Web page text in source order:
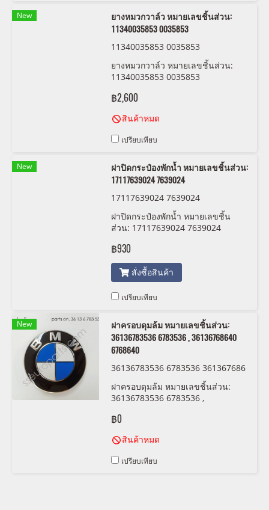
New
ยางหมวกวาล์ว หมายเลขชิ้นส่วน:
11340035853 0035853
11340035853 0035853
ยางหมวกวาล์ว หมายเลขชิ้นส่วน:
11340035853 0035853
฿2,600
สินค้าหมด
เปรียบเทียบ
New
ฝาปิดกระป๋องพักน้ำ หมายเลขชิ้นส่วน:
17117639024 7639024
17117639024 7639024
ฝาปิดกระป๋องพักน้ำ หมายเลขชิ้น
ส่วน: 17117639024 7639024
฿930
สั่งซื้อสินค้า
เปรียบเทียบ
New
ฝาครอบดุมล้ม หมายเลขชิ้นส่วน:
36136783536 6783536 , 36136768640
6768640
36136783536 6783536 361367686
ฝาครอบดุมล้ม หมายเลขชิ้นส่วน:
36136783536 6783536 ,
฿0
สินค้าหมด
เปรียบเทียบ